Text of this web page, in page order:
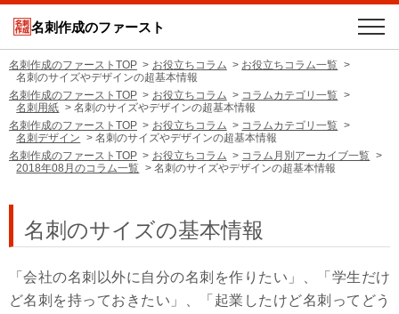
名刺作成のファースト
名刺作成のファーストTOP お役立ちコラム
お役立ちコラム一覧
名刺のサイズやデザインの超基本情報
名刺作成のファーストTOP
お役立ちコラム
コラムカテゴリ一覧
名刺用紙
名刺のサイズやデザインの超基本情報
名刺作成のファーストTOP
お役立ちコラム
コラムカテゴリ一覧
名刺デザイン
名刺のサイズやデザインの超基本情報
名刺作成のファーストTOP
お役立ちコラム
コラム月別アーカイブ一覧
2018年08月のコラム一覧
名刺のサイズやデザインの超基本情報
名刺のサイズの基本情報
「会社の名刺以外に自分の名刺を作りたい」、「学生だけ
ど名刺を持っておきたい」、「起業したけど名刺ってどう